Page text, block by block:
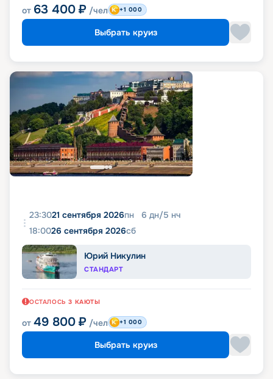
от 63 400 ₽ /чел +1 000
Выбрать круиз
23:3021 сентября 2026пн 6 дн/5 нч
18:0026 сентября 2026сб
Юрий Никулин
СТАНДАРТ
ОСТАЛОСЬ 3 КАЮТЫ
от 49 800 ₽ /чел +1 000
Выбрать круиз